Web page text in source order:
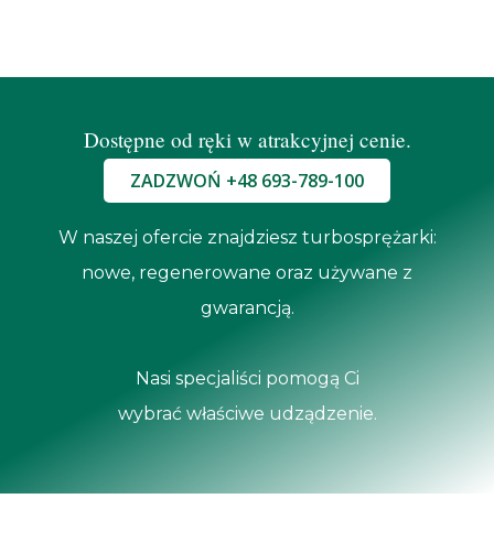
Dostępne od ręki w atrakcyjnej cenie.
ZADZWOŃ +48 693-789-100
W naszej ofercie znajdziesz turbosprężarki:
nowe, regenerowane oraz używane z
gwarancją.
Nasi specjaliści pomogą Ci
wybrać właściwe udządzenie.